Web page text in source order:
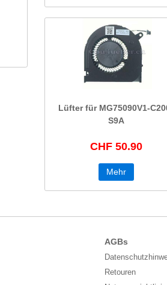
Lüfter für MG75090V1-
S9A
CHF 50.90
Mehr
AGBs
Retouren